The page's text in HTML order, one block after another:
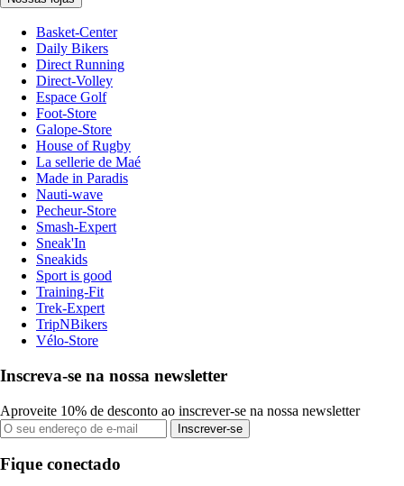
Basket-Center
Daily Bikers
Direct Running
Direct-Volley
Espace Golf
Foot-Store
Galope-Store
House of Rugby
La sellerie de Maé
Made in Paradis
Nauti-wave
Pecheur-Store
Smash-Expert
Sneak'In
Sneakids
Sport is good
Training-Fit
Trek-Expert
TripNBikers
Vélo-Store
Inscreva-se na nossa newsletter
Aproveite 10% de desconto ao inscrever-se na nossa newsletter
Inscrever-se
Fique conectado